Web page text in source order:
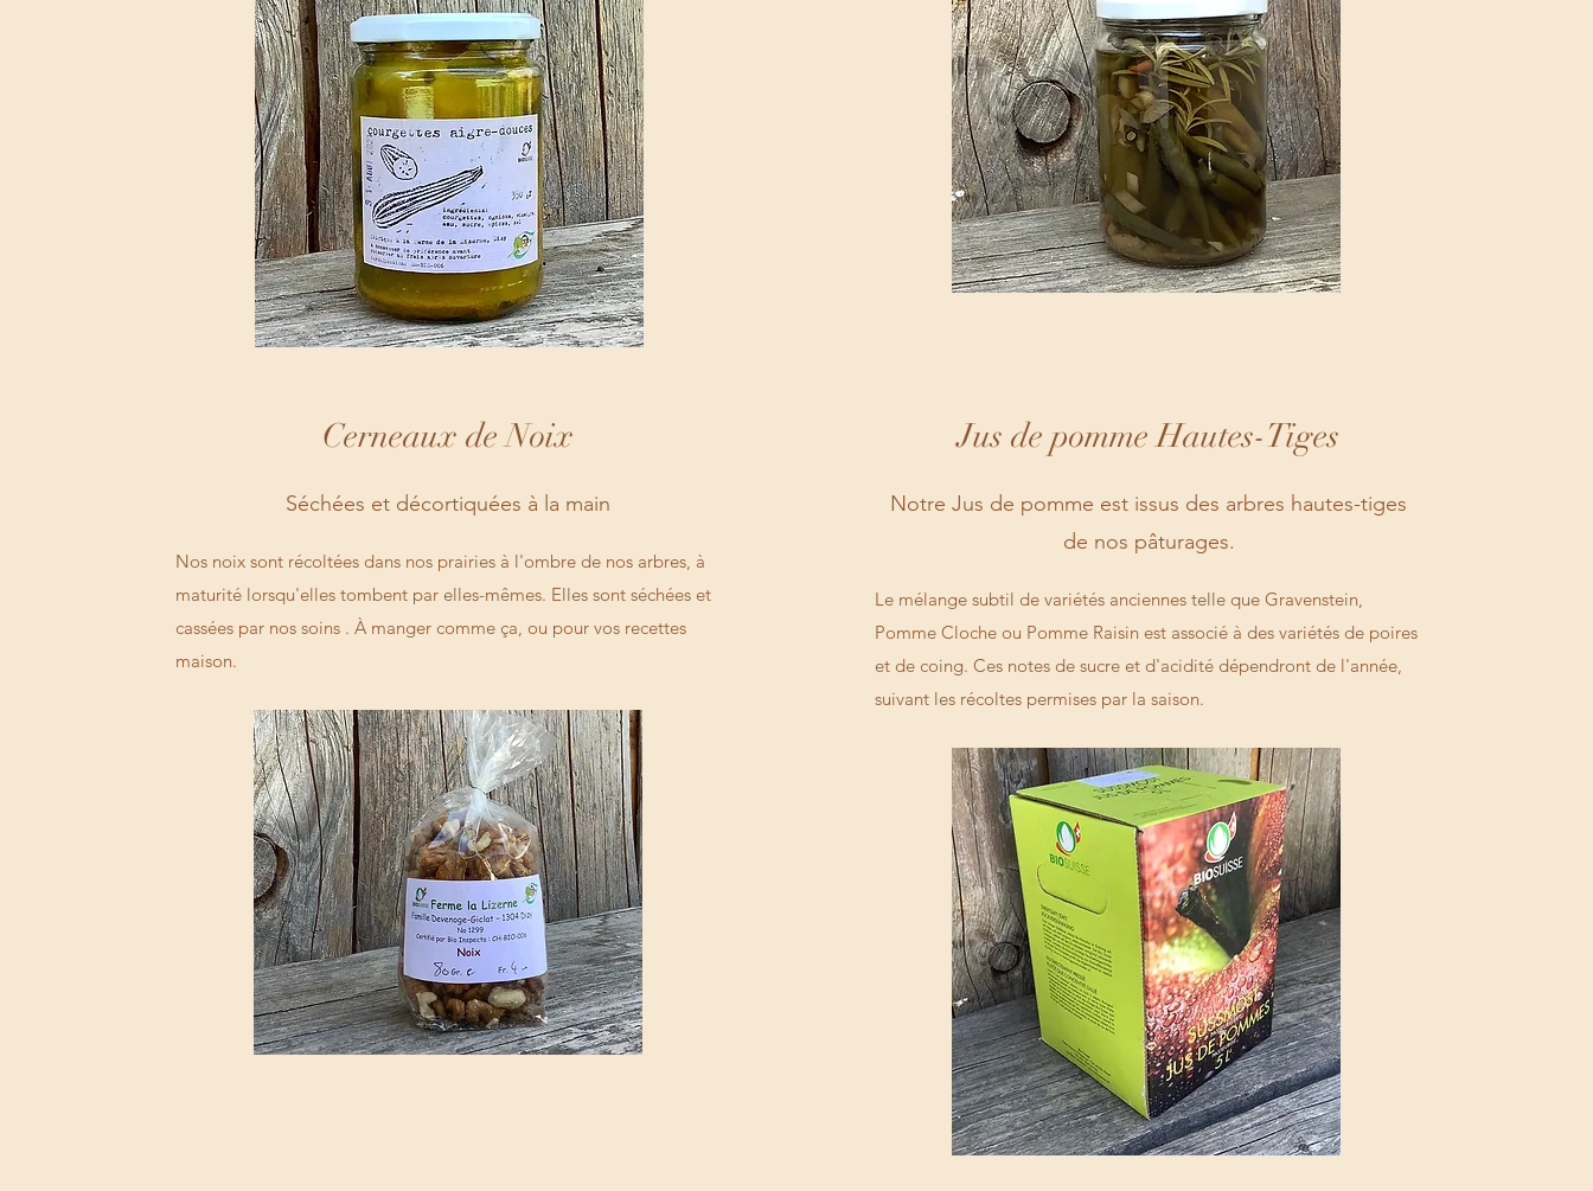
Cerneaux de Noix
Séchées et décortiquées à la main
Nos noix sont récoltées dans nos prairies à l'ombre de nos arbres, à
maturité lorsqu'elles tombent par elles-mêmes. Elles sont séchées et
cassées par nos soins . À manger comme ça, ou pour vos recettes
maison.
Jus de pomme Hautes-Tiges
Notre Jus de pomme est issus des arbres hautes-tiges
de nos pâturages.
Le mélange subtil de variétés anciennes telle que Gravenstein,
Pomme Cloche ou Pomme Raisin est associé à des variétés de poires
et de coing. Ces notes de sucre et d'acidité dépendront de l'année,
suivant les récoltes permises par la saison.